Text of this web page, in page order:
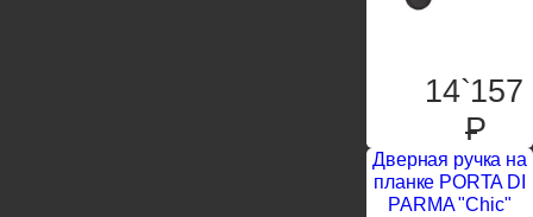
14`157
P
Дверная ручка на
планке PORTA DI
PARMA "Chic"